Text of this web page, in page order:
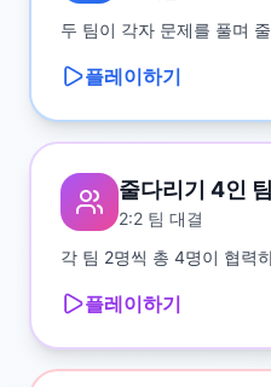
두 팀이 각자 문제를 풀며
플레이하기
줄다리기 4인
2:2 팀 대결
각 팀 2명씩 총 4명이 협력
플레이하기